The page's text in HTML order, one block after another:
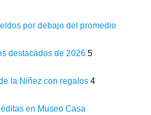
por debajo del promedio
destacados de 2026 5
la Niñez con regalos 4
en Museo Casa